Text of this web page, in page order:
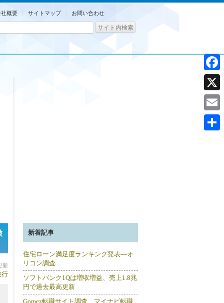
社概要 サイトマップ お問い合わせ
新
行
新着記事
住宅ローン満足度ランキング発表―オ
リコン調査
ソフトバンク1Qは増収増益、売上1.8兆
円で過去最高更新
Gomez転職サイト調査、マイナビ転職
X
Email